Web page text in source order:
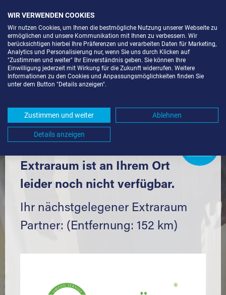
LAGERBOX IN BERLIN-RAHNSDORF
Komfortabel einlagern mit Extraraum
Extraraum ist an Ihrem Ort
leider noch nicht verfügbar.
Ihr nächstgelegener Extraraum
Partner: (Entfernung: 152 km)
WIR VERWENDEN COOKIES
Wir nutzen Cookies, um Ihnen die bestmögliche Nutzung unserer Webseite zu
ermöglichen und unsere Kommunikation mit Ihnen zu verbessern. Wir
berücksichtigen hierbei Ihre Präferenzen und verarbeiten Daten für Marketing,
Analytics und Personalisierung nur, wenn Sie uns durch Klicken auf
"Zustimmen und weiter" Ihr Einverständnis geben. Sie können Ihre
Einwilligung jederzeit mit Wirkung für die Zukunft widerrufen. Weitere
Informationen zu den Cookies und Anpassungsmöglichkeiten finden Sie
unter dem Button "Details anzeigen".
Zustimmen und weiter Ablehnen
Details anzeigen